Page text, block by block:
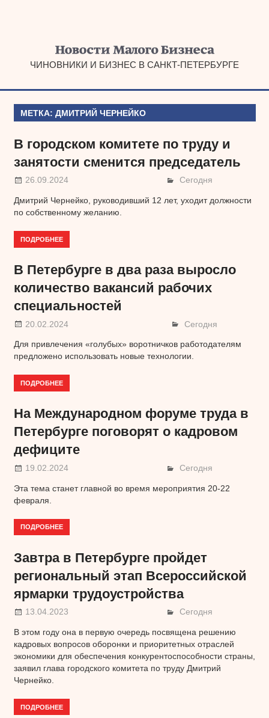
ЧИНОВНИКИ И БИЗНЕС В САНКТ-ПЕТЕРБУРГЕ
МЕТКА: ДМИТРИЙ ЧЕРНЕЙКО
В городском комитете по труду и
занятости сменится председатель
26.09.2024 Сегодня
Дмитрий Чернейко, руководивший 12 лет, уходит должности
по собственному желанию.
ПОДРОБНЕЕ
В Петербурге в два раза выросло
количество вакансий рабочих
специальностей
20.02.2024 Сегодня
Для привлечения «голубых» воротничков работодателям
предложено использовать новые технологии.
ПОДРОБНЕЕ
На Международном форуме труда в
Петербурге поговорят о кадровом
дефиците
19.02.2024 Сегодня
Эта тема станет главной во время мероприятия 20-22
февраля.
ПОДРОБНЕЕ
Завтра в Петербурге пройдет
региональный этап Всероссийской
ярмарки трудоустройства
13.04.2023 Сегодня
В этом году она в первую очередь посвящена решению
кадровых вопросов оборонки и приоритетных отраслей
экономики для обеспечения конкурентоспособности страны,
заявил глава городского комитета по труду Дмитрий
Чернейко.
ПОДРОБНЕЕ